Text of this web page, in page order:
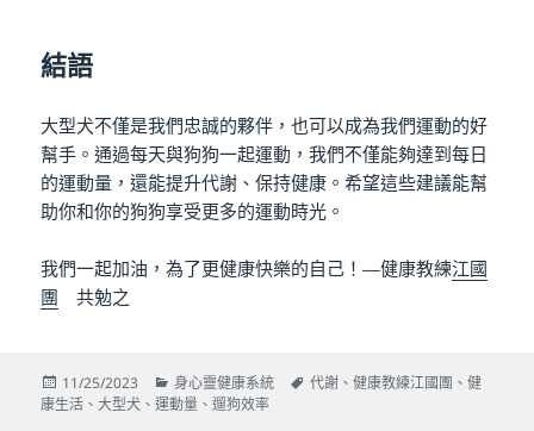
結語
大型犬不僅是我們忠誠的夥伴，也可以成為我們運動的好
幫手。通過每天與狗狗一起運動，我們不僅能夠達到每日
的運動量，還能提升代謝、保持健康。希望這些建議能幫
助你和你的狗狗享受更多的運動時光。
我們一起加油，為了更健康快樂的自己！—健康教練江國
團 共勉之
發
佈
11/25/2023
分
類
身心靈健康系統
標
代謝 、健康教練江國團 、健
康生活 、大型犬 、運動量 、遛狗效率